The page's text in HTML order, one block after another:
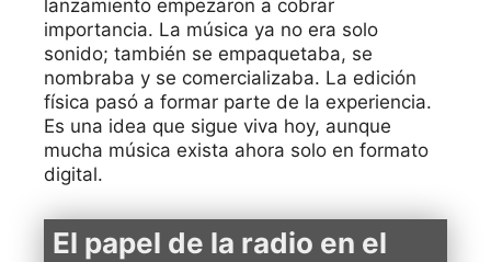
lanzamiento empezaron a cobrar
importancia. La música ya no era solo
sonido; también se empaquetaba, se
nombraba y se comercializaba. La edición
física pasó a formar parte de la experiencia.
Es una idea que sigue viva hoy, aunque
mucha música exista ahora solo en formato
digital.
El papel de la radio en el